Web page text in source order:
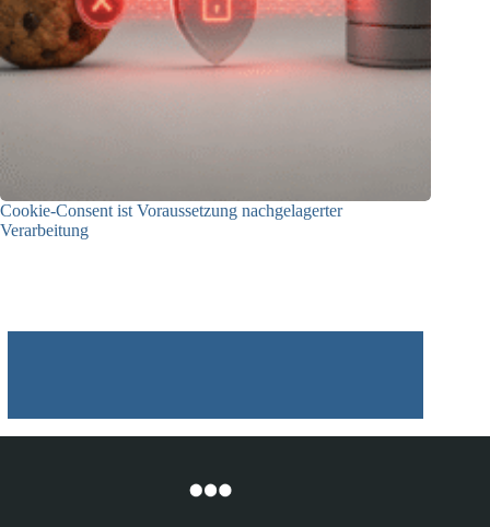
Cookie-Consent ist Voraussetzung nachgelagerter
Verarbeitung